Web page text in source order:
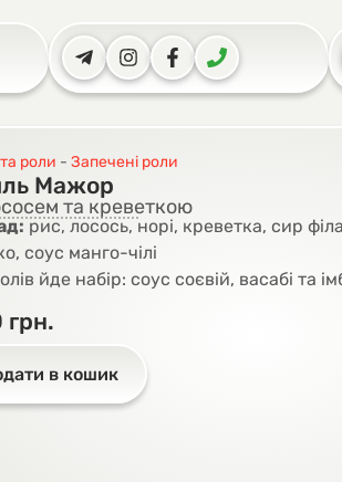
роли - Запечені роли
Мажор
та креветкою
рис, лосось, норі, креветка, сир
соус манго-чілі
йде набір: соус соєвій, васабі та
грн.
в кошик